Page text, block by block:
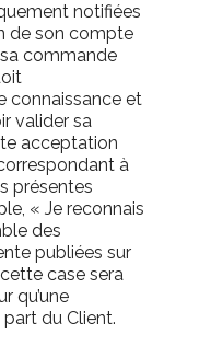
notifiées
de son compte
commande
connaissance et
valider sa
acceptation
à
présentes
« Je reconnais
des
publiées sur
case sera
qu’une
du Client.